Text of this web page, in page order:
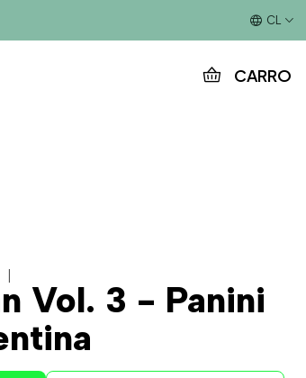
CARRO
CL
Vol. 3 - Panini